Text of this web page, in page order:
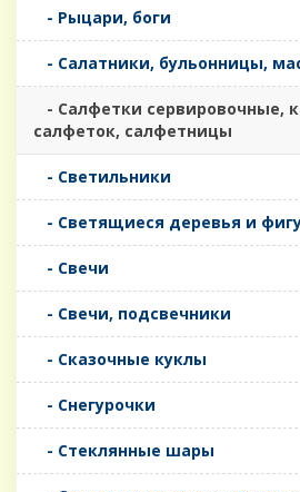
- Рыцари, боги
- Салатники, бульонницы,
- Салфетки сервировочные,
салфеток, салфетницы
- Светильники
- Светящиеся деревья и
- Свечи
- Свечи, подсвечники
- Сказочные куклы
- Снегурочки
- Стеклянные шары